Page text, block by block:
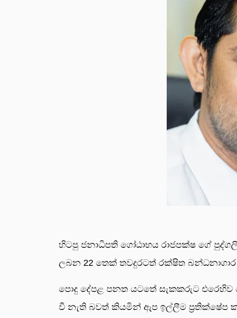
හිටපු ජනාධිපති ගෝඨාභය රාජපක්ෂ ගේ
ලබන 22 තෙක් තවදුරටත් රක්ෂිත
පොදු දේපළ පනත යටතේ සැකකරුට
වී නැති බවත් කියමින් ඇප ඉල්ලීම ප්‍රතික්ෂේප